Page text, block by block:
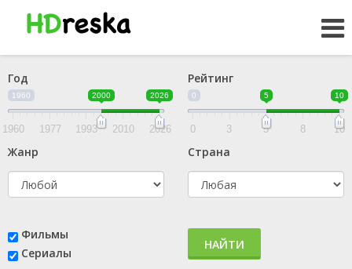
Год
1960 2000 2026
1960 1977 1993 2010 2026
Рейтинг
0 5 10
0 3 5 8 10
Жанр Страна
Фильмы
Сериалы
НАЙТИ